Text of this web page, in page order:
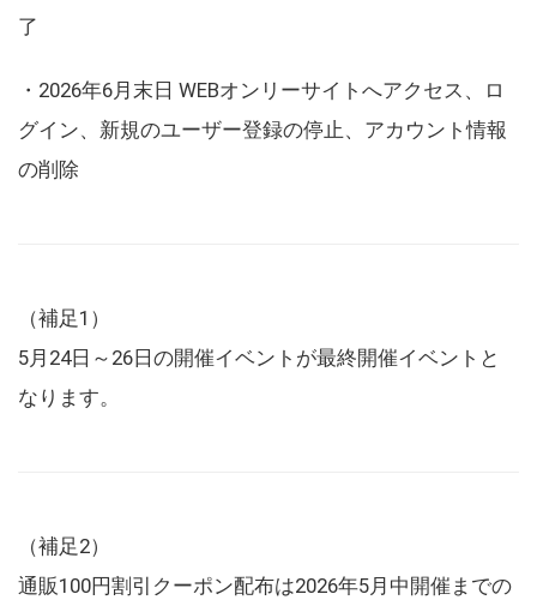
了
・2026年6月末日 WEBオンリーサイトへアクセス、ロ
グイン、新規のユーザー登録の停止、アカウント情報
の削除
（補足1）
5月24日～26日の開催イベントが最終開催イベントと
なります。
（補足2）
通販100円割引クーポン配布は2026年5月中開催までの